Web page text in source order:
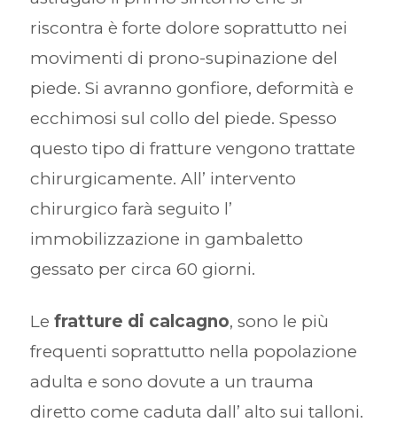
riscontra è forte dolore soprattutto nei
movimenti di prono-supinazione del
piede. Si avranno gonfiore, deformità e
ecchimosi sul collo del piede. Spesso
questo tipo di fratture vengono trattate
chirurgicamente. All’ intervento
chirurgico farà seguito l’
immobilizzazione in gambaletto
gessato per circa 60 giorni.
Le fratture di calcagno, sono le più
frequenti soprattutto nella popolazione
adulta e sono dovute a un trauma
diretto come caduta dall’ alto sui talloni.